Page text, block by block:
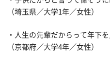
（埼玉県／大学1年／女性）
・人生の先輩だからって年下
（京都府／大学4年／女性）